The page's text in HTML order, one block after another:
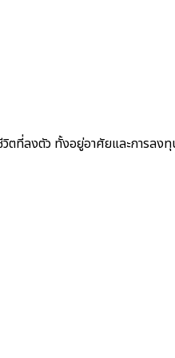
ตที่ลงตัว ทั้งอยู่อาศัยและการลง